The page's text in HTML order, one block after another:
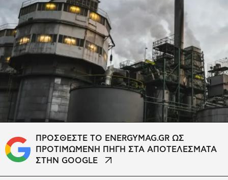
ΠΡΟΣΘΕΣΤΕ ΤΟ ENERGYMAG.GR ΩΣ
ΠΡΟΤΙΜΩΜΕΝΗ ΠΗΓΗ ΣΤΑ ΑΠΟΤΕΛΕΣΜΑΤΑ
ΣΤΗΝ GOOGLE